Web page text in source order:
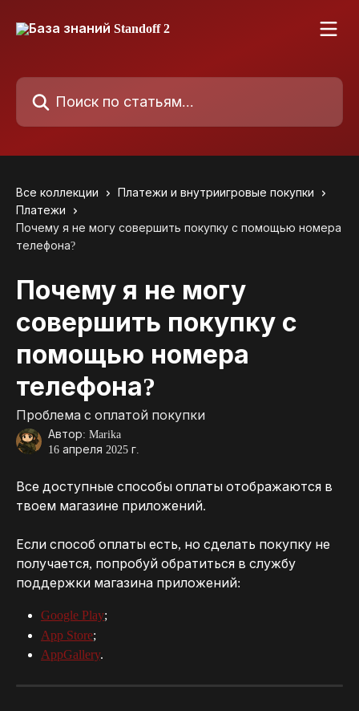
Поиск по статьям...
Все коллекции
Платежи и внутриигровые покупки
Платежи
Почему я не могу совершить покупку с помощью номера
телефона?
Почему я не могу
совершить покупку с
помощью номера
телефона?
Проблема с оплатой покупки
Автор: Marika
16 апреля 2025 г.
Все доступные способы оплаты отображаются в
твоем магазине приложений.
Если способ оплаты есть, но сделать покупку не
получается, попробуй обратиться в службу
поддержки магазина приложений:
Google Play;
App Store;
AppGallery.